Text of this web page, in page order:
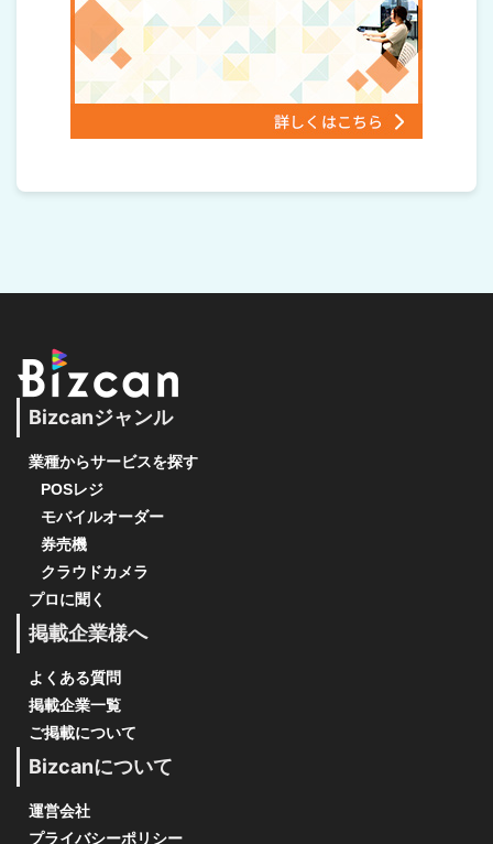
Bizcanジャンル
業種からサービスを探す
POSレジ
モバイルオーダー
券売機
クラウドカメラ
プロに聞く
掲載企業様へ
よくある質問
掲載企業一覧
ご掲載について
Bizcanについて
運営会社
プライバシーポリシー